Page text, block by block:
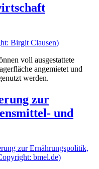
voll ausgestattete
angemietet und
werden.
zur
und